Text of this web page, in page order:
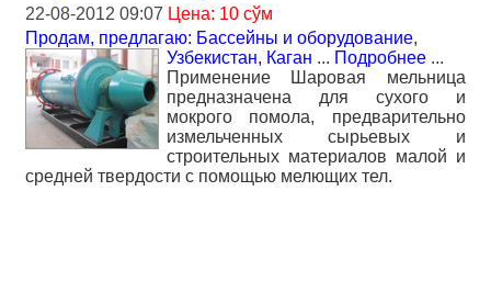
22-08-2012 09:07 Цена: 10 сўм
Продам, предлагаю: Бассейны и оборудование,
Узбекистан, Каган ... Подробнее ...
Применение Шаровая мельница
предназначена для сухого и
мокрого помола, предварительно
измельченных сырьевых и
строительных материалов малой и
средней твердости с помощью мелющих тел.